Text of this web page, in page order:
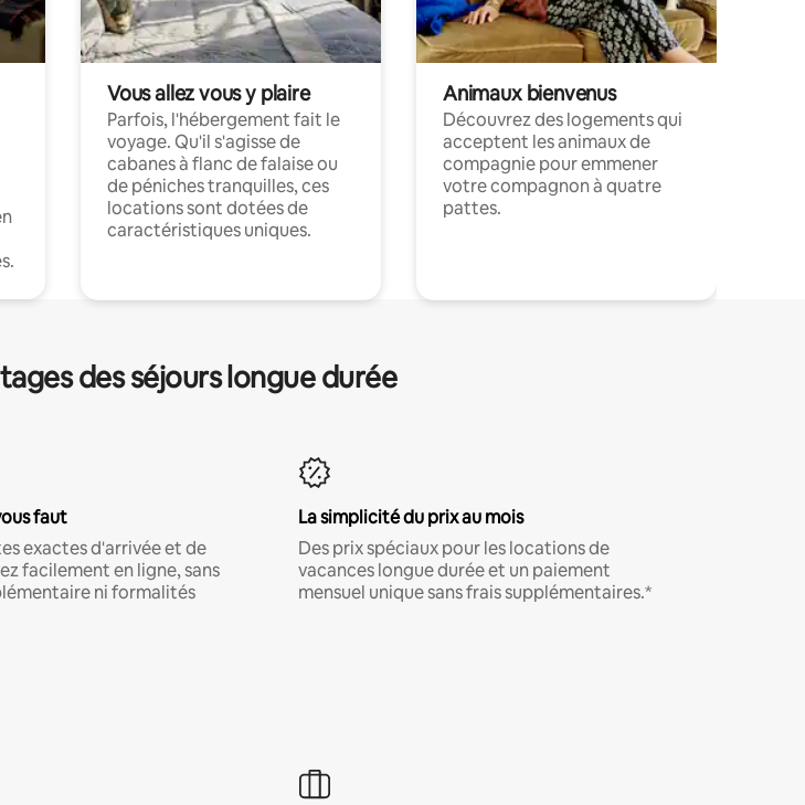
Vous allez vous y plaire
Parfois, l'hébergement fait le
voyage. Qu'il s'agisse de
cabanes à flanc de falaise ou
de péniches tranquilles, ces
locations sont dotées de
caractéristiques uniques.
Animaux bienvenus
Découvrez des logements qui
acceptent les animaux de
compagnie pour emmener
votre compagnon à quatre
pattes.
des séjours longue durée
faut
exactes d'arrivée et de
facilement en ligne, sans
ni formalités
La simplicité du prix au mois
Des prix spéciaux pour les locations de
vacances longue durée et un paiement
mensuel unique sans frais supplémentaires.*